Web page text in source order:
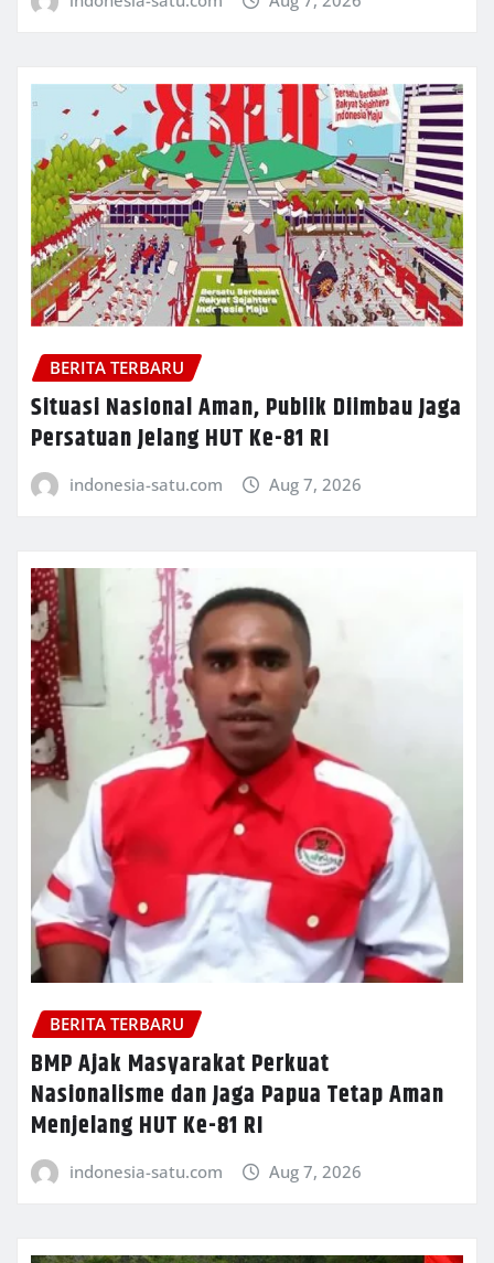
BERITA TERBARU
Situasi Nasional Aman, Publik Diimbau Jaga
Persatuan Jelang HUT Ke-81 RI
indonesia-satu.com Aug 7, 2026
BERITA TERBARU
BMP Ajak Masyarakat Perkuat
Nasionalisme dan Jaga Papua Tetap Aman
Menjelang HUT Ke-81 RI
indonesia-satu.com Aug 7, 2026